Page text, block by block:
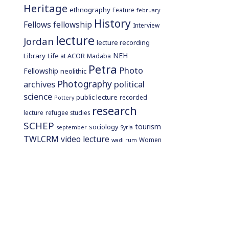
Heritage ethnography Feature february
Fellows fellowship History Interview
Jordan lecture lecture recording
Library Life at ACOR Madaba NEH
Fellowship neolithic Petra Photo
archives Photography political
science Pottery public lecture recorded
lecture refugee studies research
SCHEP september sociology Syria tourism
TWLCRM video lecture wadi rum Women